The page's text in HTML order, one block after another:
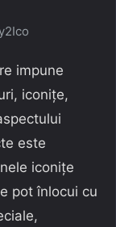
impune
iconițe,
este
iconițe
pot înlocui cu